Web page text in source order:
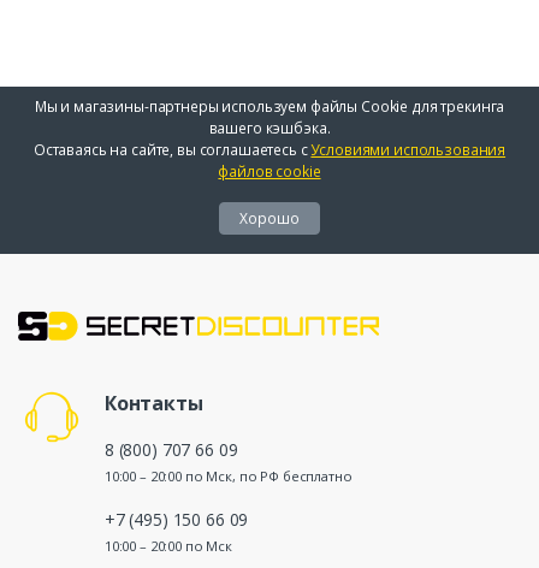
Мы и магазины-партнеры используем файлы Cookie для трекинга
вашего кэшбэка.
Оставаясь на сайте, вы соглашаетесь сУсловиями использования
файлов cookie
Хорошо
Контакты
8 (800) 707 66 09
10:00 – 20:00 по Мск, по РФ бесплатно
+7 (495) 150 66 09
10:00 – 20:00 по Мск